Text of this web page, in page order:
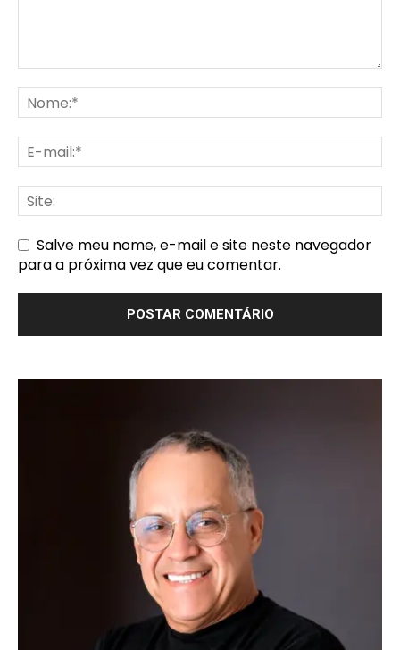
Salve meu nome, e-mail e site neste navegador
para a próxima vez que eu comentar.